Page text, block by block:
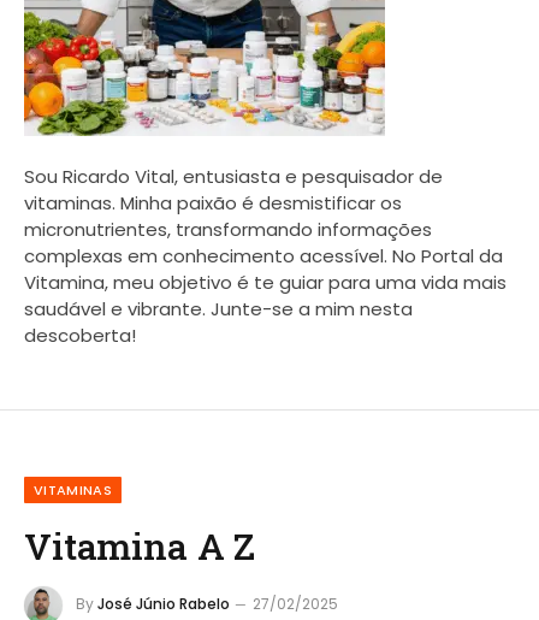
Sou Ricardo Vital, entusiasta e pesquisador de
vitaminas. Minha paixão é desmistificar os
micronutrientes, transformando informações
complexas em conhecimento acessível. No Portal da
Vitamina, meu objetivo é te guiar para uma vida mais
saudável e vibrante. Junte-se a mim nesta
descoberta!
VITAMINAS
Vitamina A Z
ByJosé Júnio Rabelo
27/02/2025